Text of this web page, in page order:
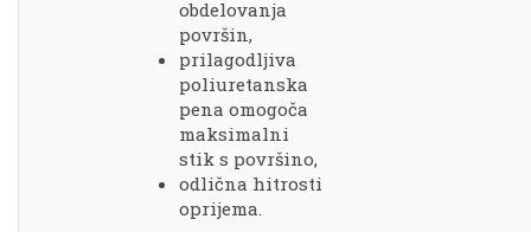
obdelovanja
površin,
prilagodljiva
poliuretanska
pena omogoča
maksimalni
stik s površino,
odlična hitrosti
oprijema.